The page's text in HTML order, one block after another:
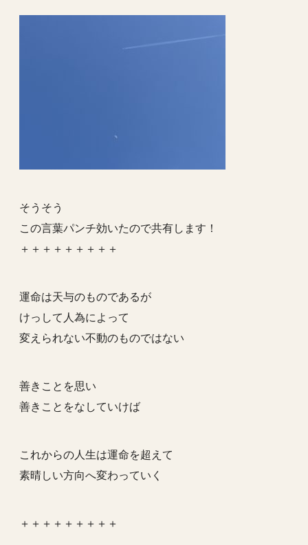
そうそう
この言葉パンチ効いたので共有します！
＋＋＋＋＋＋＋＋＋
運命は天与のものであるが
けっして人為によって
変えられない不動のものではない
善きことを思い
善きことをなしていけば
これからの人生は運命を超えて
素晴しい方向へ変わっていく
＋＋＋＋＋＋＋＋＋